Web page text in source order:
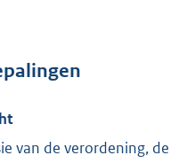
van de verordening, de